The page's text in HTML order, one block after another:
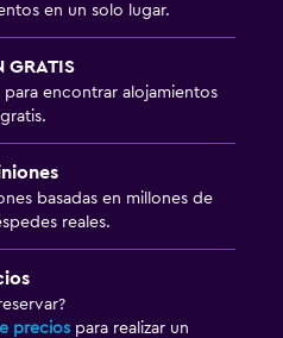
en un solo lugar.
GRATIS
encontrar alojamientos
basadas en millones de
reales.
precios para realizar un